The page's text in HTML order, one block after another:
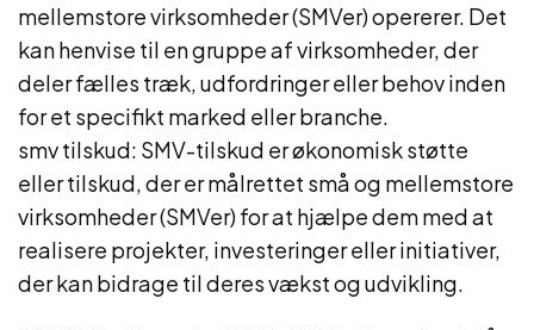
mellemstore virksomheder (SMVer) opererer. Det
kan henvise til en gruppe af virksomheder, der
deler fælles træk, udfordringer eller behov inden
for et specifikt marked eller branche.
smv tilskud: SMV-tilskud er økonomisk støtte
eller tilskud, der er målrettet små og mellemstore
virksomheder (SMVer) for at hjælpe dem med at
realisere projekter, investeringer eller initiativer,
der kan bidrage til deres vækst og udvikling.